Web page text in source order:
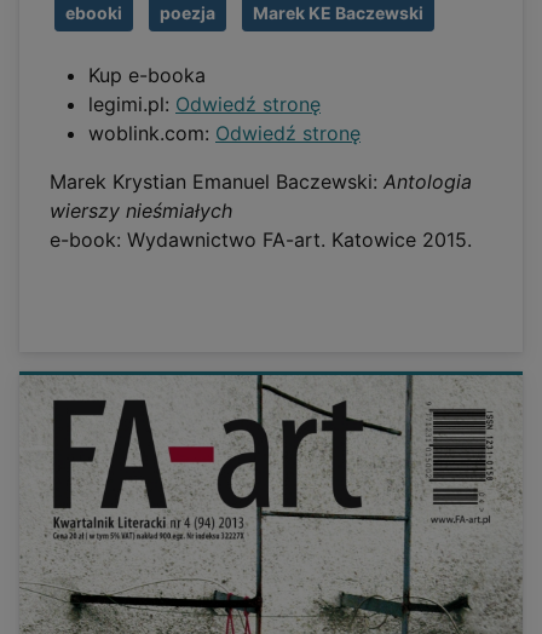
ebooki poezja Marek KE Baczewski
Kup e-booka
legimi.pl: Odwiedź stronę
woblink.com: Odwiedź stronę
Marek Krystian Emanuel Baczewski: Antologia
wierszy nieśmiałych
e-book: Wydawnictwo FA-art. Katowice 2015.